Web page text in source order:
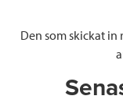
Den som skickat